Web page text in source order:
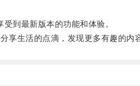
到最新版本的功能和体验。
生活的点滴，发现更多有趣的内